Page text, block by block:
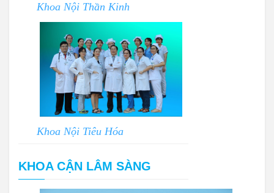
Khoa Nội Thần Kinh
Khoa Nội Tiêu Hóa
KHOA CẬN LÂM SÀNG